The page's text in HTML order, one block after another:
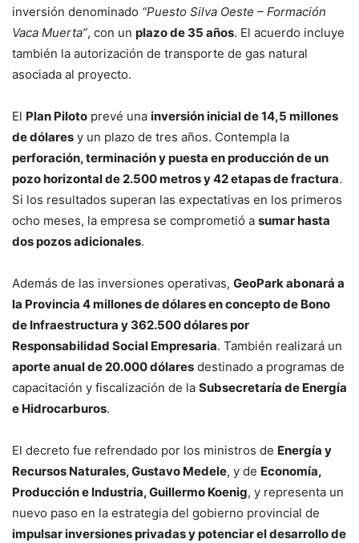
inversión denominado “Puesto Silva Oeste – Formación
Vaca Muerta”, con un plazo de 35 años. El acuerdo incluye
también la autorización de transporte de gas natural
asociada al proyecto.
El Plan Piloto prevé una inversión inicial de 14,5 millones
de dólares y un plazo de tres años. Contempla la
perforación, terminación y puesta en producción de un
pozo horizontal de 2.500 metros y 42 etapas de fractura.
Si los resultados superan las expectativas en los primeros
ocho meses, la empresa se comprometió a sumar hasta
dos pozos adicionales.
Además de las inversiones operativas, GeoPark abonará a
la Provincia 4 millones de dólares en concepto de Bono
de Infraestructura y 362.500 dólares por
Responsabilidad Social Empresaria. También realizará un
aporte anual de 20.000 dólares destinado a programas de
capacitación y fiscalización de la Subsecretaría de Energía
e Hidrocarburos.
El decreto fue refrendado por los ministros de Energía y
Recursos Naturales, Gustavo Medele, y de Economía,
Producción e Industria, Guillermo Koenig, y representa un
nuevo paso en la estrategia del gobierno provincial de
impulsar inversiones privadas y potenciar el desarrollo de